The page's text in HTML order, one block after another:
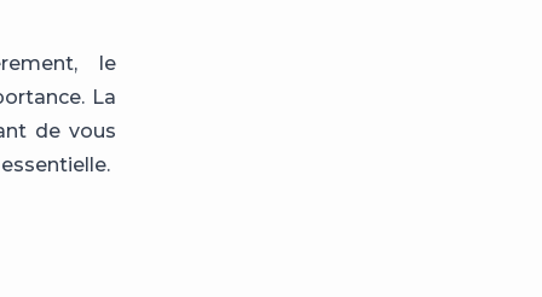
le
La
de vous